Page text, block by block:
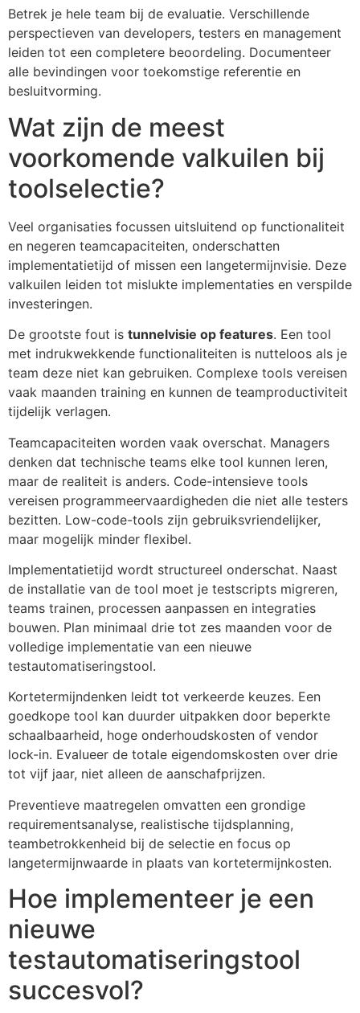
Betrek je hele team bij de evaluatie. Verschillende
perspectieven van developers, testers en management
leiden tot een completere beoordeling. Documenteer
alle bevindingen voor toekomstige referentie en
besluitvorming.
Wat zijn de meest
voorkomende valkuilen bij
toolselectie?
Veel organisaties focussen uitsluitend op functionaliteit
en negeren teamcapaciteiten, onderschatten
implementatietijd of missen een langetermijnvisie. Deze
valkuilen leiden tot mislukte implementaties en verspilde
investeringen.
De grootste fout is tunnelvisie op features. Een tool
met indrukwekkende functionaliteiten is nutteloos als je
team deze niet kan gebruiken. Complexe tools vereisen
vaak maanden training en kunnen de teamproductiviteit
tijdelijk verlagen.
Teamcapaciteiten worden vaak overschat. Managers
denken dat technische teams elke tool kunnen leren,
maar de realiteit is anders. Code-intensieve tools
vereisen programmeervaardigheden die niet alle testers
bezitten. Low-code-tools zijn gebruiksvriendelijker,
maar mogelijk minder flexibel.
Implementatietijd wordt structureel onderschat. Naast
de installatie van de tool moet je testscripts migreren,
teams trainen, processen aanpassen en integraties
bouwen. Plan minimaal drie tot zes maanden voor de
volledige implementatie van een nieuwe
testautomatiseringstool.
Kortetermijndenken leidt tot verkeerde keuzes. Een
goedkope tool kan duurder uitpakken door beperkte
schaalbaarheid, hoge onderhoudskosten of vendor
lock-in. Evalueer de totale eigendomskosten over drie
tot vijf jaar, niet alleen de aanschafprijzen.
Preventieve maatregelen omvatten een grondige
requirementsanalyse, realistische tijdsplanning,
teambetrokkenheid bij de selectie en focus op
langetermijnwaarde in plaats van kortetermijnkosten.
Hoe implementeer je een
nieuwe
testautomatiseringstool
succesvol?